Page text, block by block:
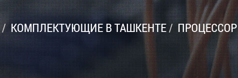
КОМПЛЕКТУЮЩИЕ В ТАШКЕНТЕ ПРОЦЕССОР